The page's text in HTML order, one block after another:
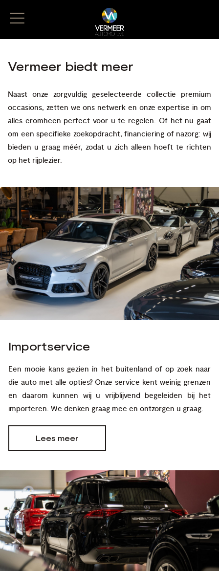
Vermeer biedt meer
Naast onze zorgvuldig geselecteerde collectie premium
occasions, zetten we ons netwerk en onze expertise in om
alles eromheen perfect voor u te regelen. Of het nu gaat
om een specifieke zoekopdracht, financiering of nazorg: wij
bieden u graag méér, zodat u zich alleen hoeft te richten
op het rijplezier.
Importservice
Een mooie kans gezien in het buitenland of op zoek naar
die auto met alle opties? Onze service kent weinig grenzen
en daarom kunnen wij u vrijblijvend begeleiden bij het
importeren. We denken graag mee en ontzorgen u graag.
Lees meer